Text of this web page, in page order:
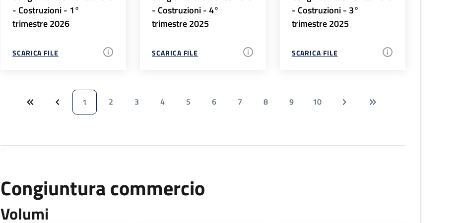
- Costruzioni - 1°
trimestre 2026
SCARICA FILE
- Costruzioni - 4°
trimestre 2025
SCARICA FILE
- Costruzioni - 3°
trimestre 2025
SCARICA FILE
1 2 3 4 5 6 7 8 9 10
Congiuntura commercio
Volumi